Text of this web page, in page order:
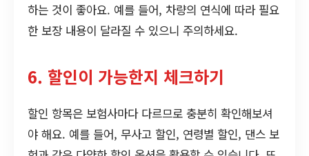
하는 것이 좋아요. 예를 들어, 차량의 연식에 따라 필요
한 보장 내용이 달라질 수 있으니 주의하세요.
6. 할인이 가능한지 체크하기
할인 항목은 보험사마다 다르므로 충분히 확인해보셔
야 해요. 예를 들어, 무사고 할인, 연령별 할인, 댄스 보